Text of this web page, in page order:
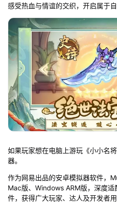
感受热血与情谊的交织，开启属于自
如果玩家想在电脑上游玩《小小名
器。
作为网易出品的安卓模拟器软件，
Mac版、Windows ARM版，深度
件，获得广大玩家、达人及开发者